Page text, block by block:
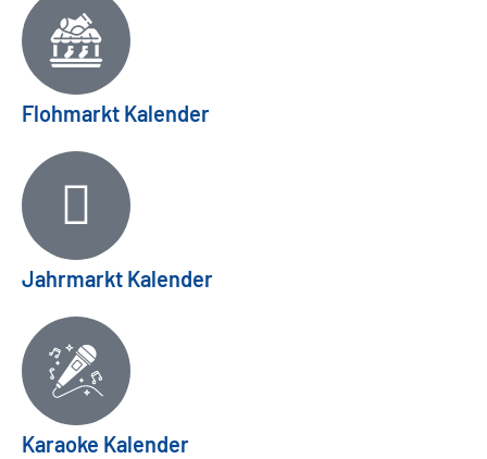
Flohmarkt Kalender
Jahrmarkt Kalender
Karaoke Kalender